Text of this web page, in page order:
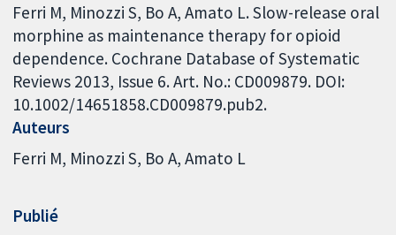
Ferri M, Minozzi S, Bo A, Amato L. Slow-release oral
morphine as maintenance therapy for opioid
dependence. Cochrane Database of Systematic
Reviews 2013, Issue 6. Art. No.: CD009879. DOI:
10.1002/14651858.CD009879.pub2.
Auteurs
Ferri M Minozzi S Bo A Amato L
Publié